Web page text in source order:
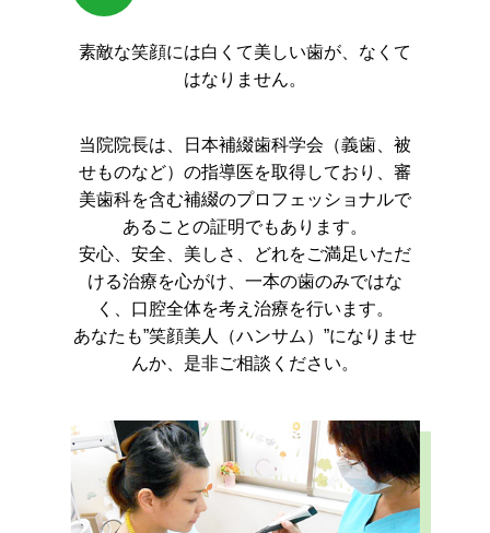
素敵な笑顔には白くて美しい歯が、なくて
はなりません。
当院院長は、日本補綴歯科学会（義歯、被
せものなど）の指導医を取得しており、 審
美歯科を含む補綴のプロフェッショナルで
あることの証明でもあります。
安心、安全、美しさ、どれをご満足いただ
ける治療を心がけ、一本の歯のみではな
く、口腔全体を考え治療を行います。
あなたも”笑顔美人（ハンサム）”になりませ
んか、是非ご相談ください。